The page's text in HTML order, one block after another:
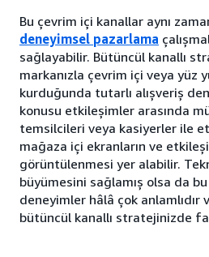
Bu çevrim içi kanallar aynı
deneyimsel pazarlama
sağlayabilir. Bütüncül kanallı
markanızla çevrim içi veya yüz
kurduğunda tutarlı alışveriş
konusu etkileşimler arasında
temsilcileri veya kasiyerler ile
mağaza içi ekranların ve
görüntülenmesi yer alabilir.
büyümesini sağlamış olsa da
deneyimler hâlâ çok anlamlıdır
bütüncül kanallı stratejinizde